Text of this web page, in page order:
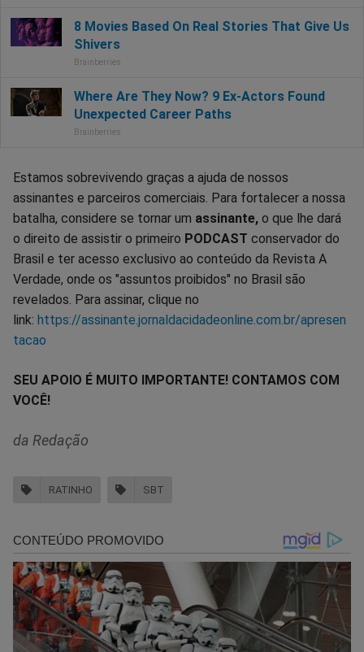
Estamos sobrevivendo graças a ajuda de nossos
assinantes e parceiros comerciais. Para fortalecer a nossa
batalha, considere se tornar um assinante, o que lhe dará
o direito de assistir o primeiro PODCAST conservador do
Brasil e ter acesso exclusivo ao conteúdo da Revista A
Verdade, onde os "assuntos proibidos" no Brasil são
revelados. Para assinar, clique no
link: https://assinante.jornaldacidadeonline.com.br/apresen
tacao
SEU APOIO É MUITO IMPORTANTE! CONTAMOS COM
VOCÊ!
da Redação
RATINHO SBT